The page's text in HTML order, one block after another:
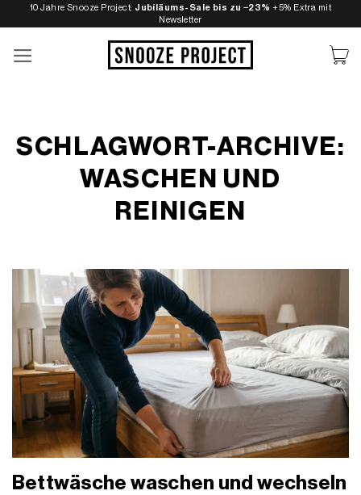
Inhalt
springen
10 Jahre Snooze Project: Jubiläums-Sale bis zu −23% +5% Extra mit
Newsletter
SCHLAGWORT-ARCHIVE:
WASCHEN UND
REINIGEN
Bettwäsche waschen und wechseln